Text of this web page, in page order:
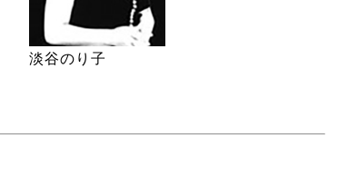
淡谷のり子